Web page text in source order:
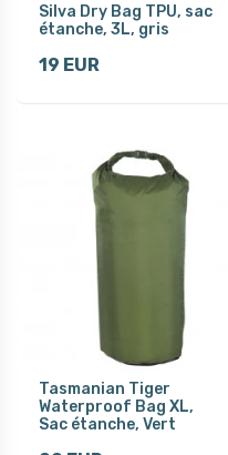
Silva Dry Bag TPU, sac
étanche, 3L, gris
19 EUR
Tasmanian Tiger
Waterproof Bag XL,
Sac étanche, Vert